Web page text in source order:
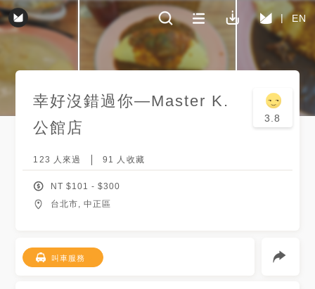
EN
幸好沒錯過你—Master K.
公館店
3.8
123 人來過 91 人收藏
NT $101 - $300
台北市, 中正區
叫車服務